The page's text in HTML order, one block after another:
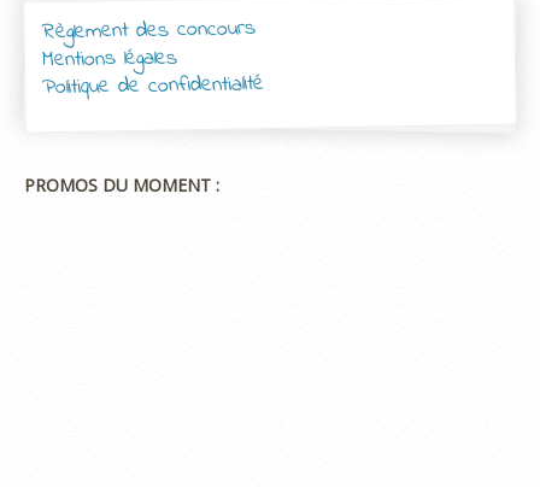
Règlement des concours
Mentions légales
Politique de confidentialité
PROMOS DU MOMENT :